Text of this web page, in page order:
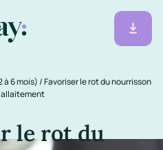
à 6 mois)/Favoriser le rot du nourrisson
le rot du